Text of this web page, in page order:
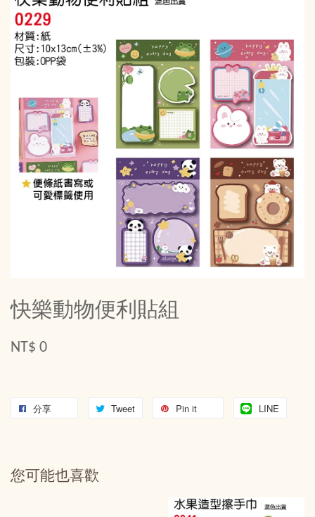
快樂動物便利貼組
NT$ 0
分享 Tweet Pin it LINE
您可能也喜歡